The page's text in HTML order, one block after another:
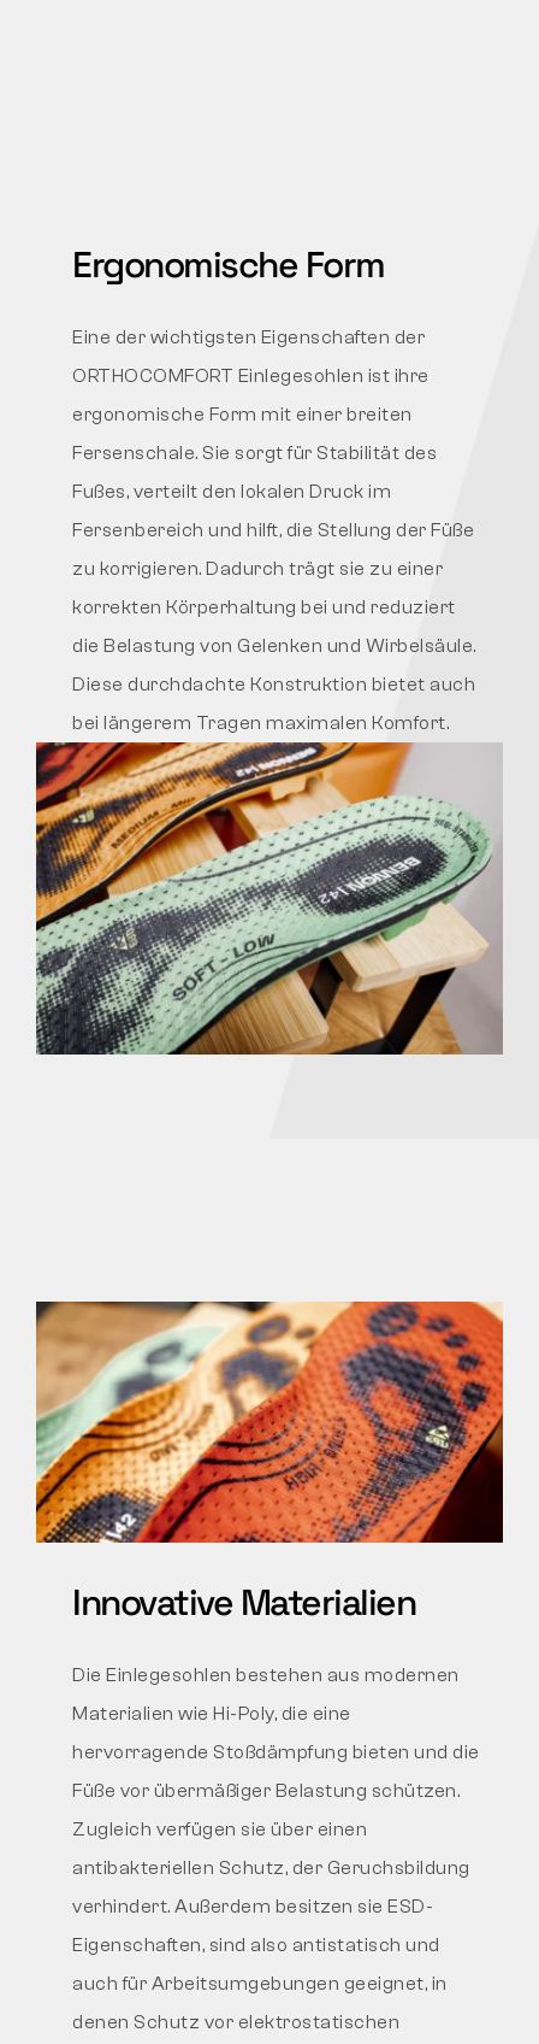
Ergonomische Form
Eine der wichtigsten Eigenschaften der
ORTHOCOMFORT Einlegesohlen ist ihre
ergonomische Form mit einer breiten
Fersenschale. Sie sorgt für Stabilität des
Fußes, verteilt den lokalen Druck im
Fersenbereich und hilft, die Stellung der Füße
zu korrigieren. Dadurch trägt sie zu einer
korrekten Körperhaltung bei und reduziert
die Belastung von Gelenken und Wirbelsäule.
Diese durchdachte Konstruktion bietet auch
bei längerem Tragen maximalen Komfort.
Innovative Materialien
Die Einlegesohlen bestehen aus modernen
Materialien wie Hi-Poly, die eine
hervorragende Stoßdämpfung bieten und die
Füße vor übermäßiger Belastung schützen.
Zugleich verfügen sie über einen
antibakteriellen Schutz, der Geruchsbildung
verhindert. Außerdem besitzen sie ESD-
Eigenschaften, sind also antistatisch und
auch für Arbeitsumgebungen geeignet, in
denen Schutz vor elektrostatischen